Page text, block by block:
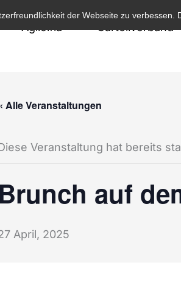
der Webseite zu verbessen.
Agilolfia Cartellverband
Alle Veranstaltungen
Veranstaltung hat bereits
Brunch auf
April, 2025